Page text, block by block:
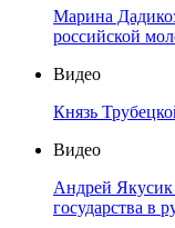
Марина
российской
Видео
Князь
Видео
Андрей Якусик
государства в